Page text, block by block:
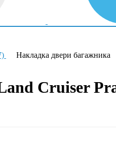
Накладка двери багажника
Cruiser